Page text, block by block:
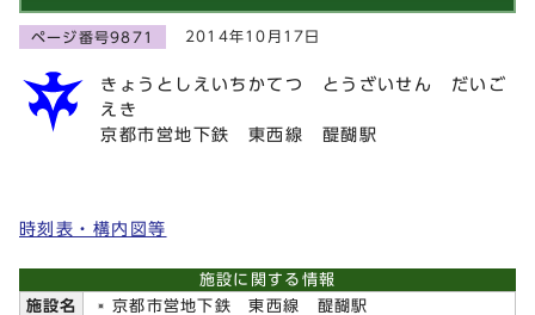
ページ番号9871 2014年10月17日
きょうとしえいちかてつ とうざいせん だいご
えき
京都市営地下鉄 東西線 醍醐駅
時刻表・構内図等
施設に関する情報
施設名
京都市営地下鉄 東西線 醍醐駅